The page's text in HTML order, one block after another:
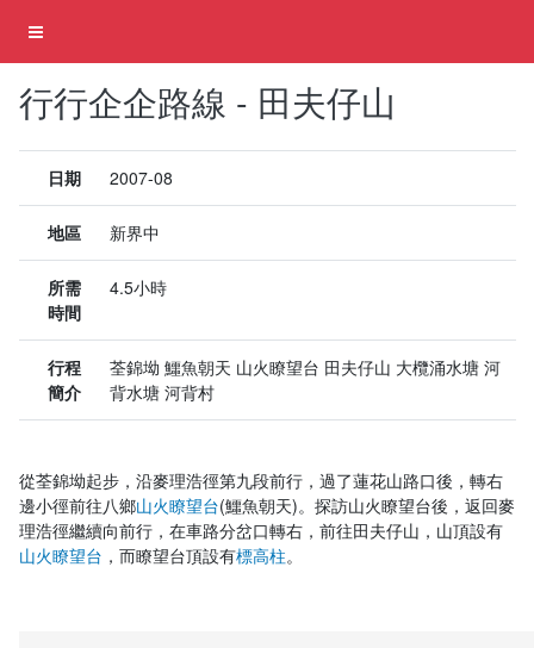
行行企企路線 - 田夫仔山
日期 2007-08
地區 新界中
所需
時間
4.5小時
行程
簡介
荃錦坳 鱷魚朝天 山火瞭望台 田夫仔山 大欖涌水塘 河
背水塘 河背村
從荃錦坳起步，沿麥理浩徑第九段前行，過了蓮花山路口後，轉右
邊小徑前往八鄉山火瞭望台(鱷魚朝天)。探訪山火瞭望台後，返回麥
理浩徑繼續向前行，在車路分岔口轉右，前往田夫仔山，山頂設有
山火瞭望台 ，而瞭望台頂設有標高柱。